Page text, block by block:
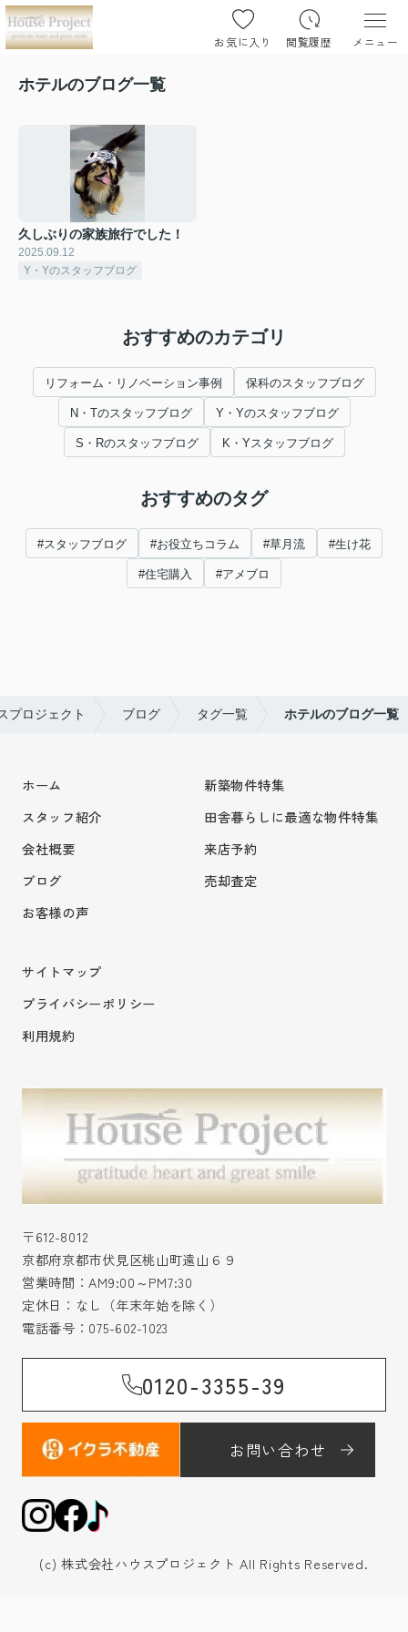
お気に入り 閲覧履歴 メニュー
ホテルのブログ一覧
久しぶりの家族旅行でした！
2025.09.12
Y・Yのスタッフブログ
おすすめのカテゴリ
リフォーム・リノベーション事例 保科のスタッフブログ
N・Tのスタッフブログ Y・Yのスタッフブログ
S・Rのスタッフブログ K・Yスタッフブログ
おすすめのタグ
#スタッフブログ #お役立ちコラム #草月流 #生け花
#住宅購入 #アメブロ
プロジェクト ブログ タグ一覧 ホテルのブログ一覧
ホーム
スタッフ紹介
会社概要
ブログ
お客様の声
新築物件特集
田舎暮らしに最適な物件特集
来店予約
売却査定
サイトマップ
プライバシーポリシー
利用規約
〒612-8012
京都府京都市伏見区桃山町遠山６９
営業時間：AM9:00～PM7:30
定休日：なし（年末年始を除く）
電話番号： 075-602-1023
0120-3355-39
お問い合わせ
(c) 株式会社ハウスプロジェクト All Rights Reserved.